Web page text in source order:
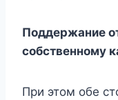
Поддержание
собственному
При этом обе